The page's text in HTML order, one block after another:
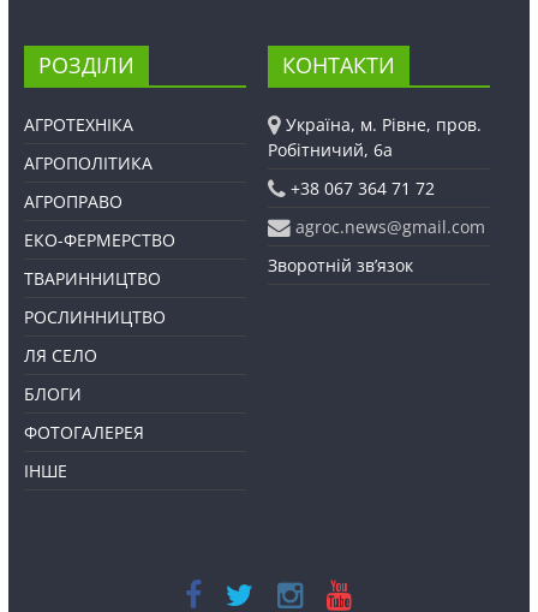
РОЗДІЛИ
АГРОТЕХНІКА
АГРОПОЛІТИКА
АГРОПРАВО
ЕКО-ФЕРМЕРСТВО
ТВАРИННИЦТВО
РОСЛИННИЦТВО
ЛЯ СЕЛО
БЛОГИ
ФОТОГАЛЕРЕЯ
ІНШЕ
КОНТАКТИ
Україна, м. Рівне, пров.
Робітничий, 6а
+38 067 364 71 72
agroc.news@gmail.com
Зворотній зв’язок